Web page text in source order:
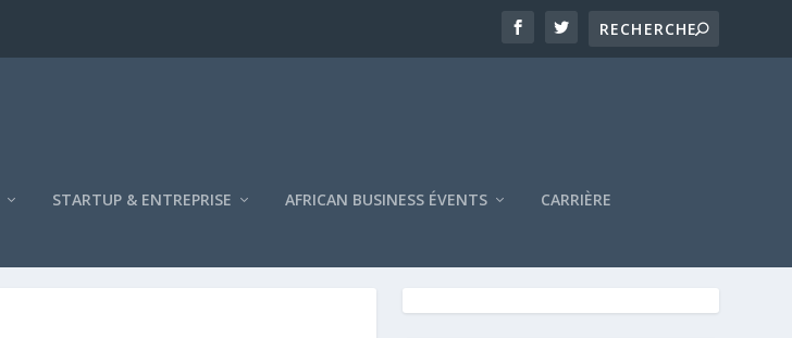
STARTUP & ENTREPRISE AFRICAN BUSINESS ÉVENTS CARRIÈRE